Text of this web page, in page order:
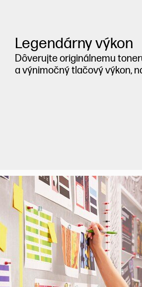
Legendárny výkon
Dôverujte originálnemu
a výnimočný tlačový výkon,